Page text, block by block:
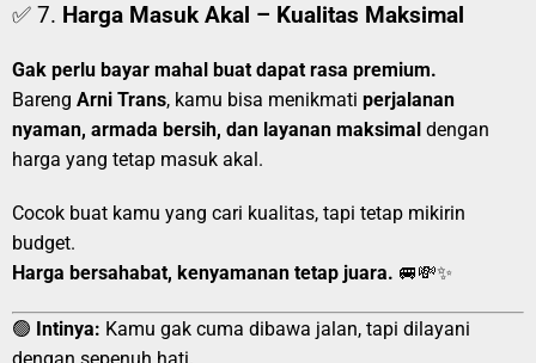
✅ 7. Harga Masuk Akal – Kualitas Maksimal
Gak perlu bayar mahal buat dapat rasa premium.
Bareng Arni Trans, kamu bisa menikmati perjalanan
nyaman, armada bersih, dan layanan maksimal dengan
harga yang tetap masuk akal.
Cocok buat kamu yang cari kualitas, tapi tetap mikirin
budget.
Harga bersahabat, kenyamanan tetap juara. 🚐💸✨
🟢 Intinya: Kamu gak cuma dibawa jalan, tapi dilayani